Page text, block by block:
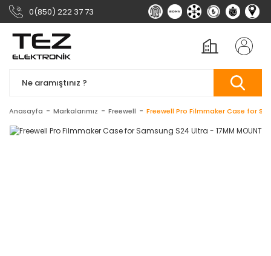
0(850) 222 37 73
Anasayfa Markalarımız Freewell Freewell Pro Filmmaker Case for